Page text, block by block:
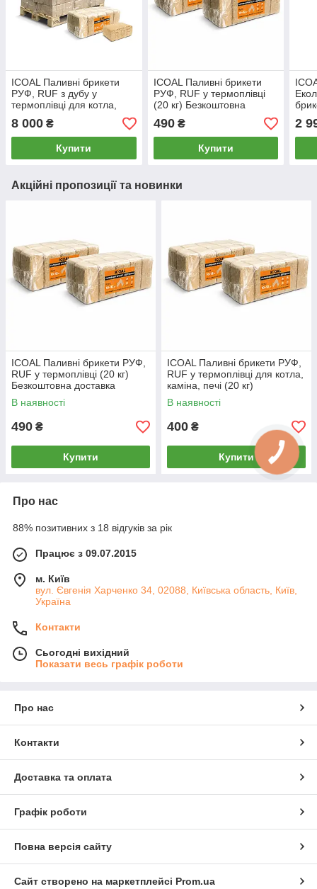
ICOAL Паливні брикети
РУФ, RUF з дубу у
термоплівці для котла,
8 000 ₴
Купити
ICOAL Паливні брикети
РУФ, RUF у термоплівці
(20 кг) Безкоштовна
490₴
Купити
2
Акційні пропозиції та новинки
ICOAL Паливні брикети РУФ,
RUF у термоплівці (20 кг)
Безкоштовна доставка
В наявності
490 ₴
Купити
ICOAL Паливні брикети РУФ,
RUF у термоплівці для котла,
каміна, печі (20 кг)
В наявності
400 ₴
Купити
Про нас
88% позитивних з 18 відгуків за рік
Працює з 09.07.2015
м. Київ
вул. Євгенія Харченко 34, 02088, Київська область, Київ,
Україна
Контакти
Сьогодні вихідний
Показати весь графік роботи
Про нас
Контакти
Доставка та оплата
Графік роботи
Повна версія сайту
Сайт створено на маркетплейсі Prom.ua